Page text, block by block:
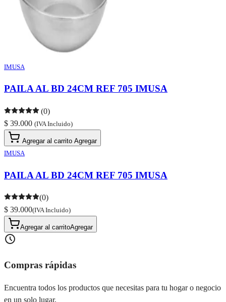
IMUSA
PAILA AL BD 24CM REF 705 IMUSA
(0)
$ 39.000 (IVA Incluido)
Agregar al carrito Agregar
IMUSA
PAILA AL BD 24CM REF 705 IMUSA
(0)
$ 39.000(IVA Incluido)
Agregar al carritoAgregar
Compras rápidas
Encuentra todos los productos que necesitas para tu hogar o negocio
en un solo lugar.